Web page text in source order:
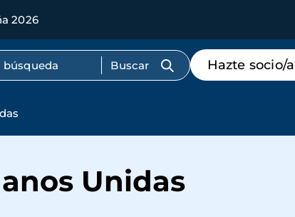
2026
Menú
de
destacados
Hazte socio/a
Unidas